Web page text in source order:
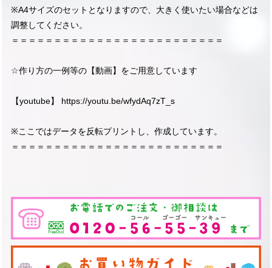
※A4サイズのセットとなりますので、大きく使いたい場合などは
調整してください。
＝＝＝＝＝＝＝＝＝＝＝＝＝＝＝＝＝＝＝＝＝＝＝＝＝
☆作り方の一例等の【動画】をご用意しています
【youtube】 https://youtu.be/wfydAq7zT_s
※ここではデータを反転プリントし、作成しています。
＝＝＝＝＝＝＝＝＝＝＝＝＝＝＝＝＝＝＝＝＝＝＝＝＝